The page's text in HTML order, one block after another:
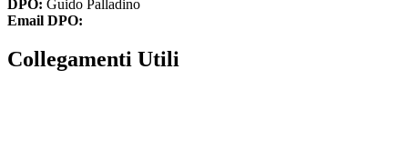
DPO: Guido Palladino
Email DPO:
Collegamenti Utili